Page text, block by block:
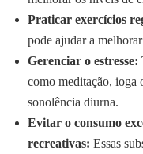
Praticar exercícios
pode ajudar a
Gerenciar o estresse:
como meditação, ioga
sonolência diurna.
Evitar o consumo
recreativas: Essas